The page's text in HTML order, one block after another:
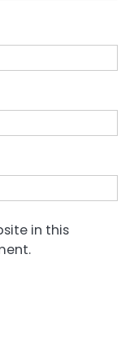
in this